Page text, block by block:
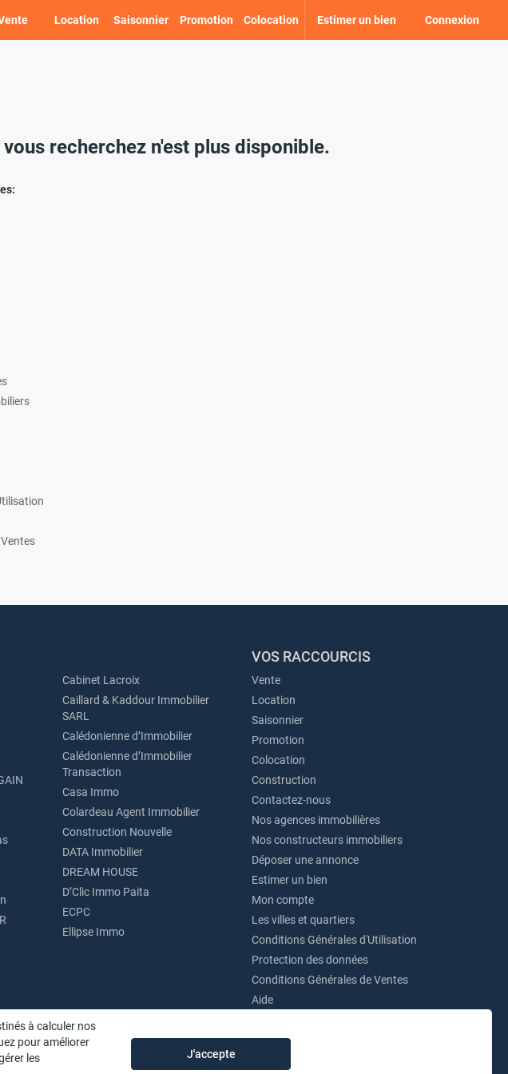
Estimer un bien Connexion
Location Saisonnier Promotion Colocation
vous recherchez n'est plus disponible.
Cabinet Lacroix
Caillard & Kaddour Immobilier
SARL
Calédonienne d’Immobilier
Calédonienne d’Immobilier
Transaction
Casa Immo
Colardeau Agent Immobilier
Construction Nouvelle
DATA Immobilier
DREAM HOUSE
D’Clic Immo Paita
ECPC
Ellipse Immo
VOS RACCOURCIS
Vente
Location
Saisonnier
Promotion
Colocation
Construction
Contactez-nous
Nos agences immobilières
Nos constructeurs immobiliers
Déposer une annonce
Estimer un bien
Mon compte
Les villes et quartiers
Conditions Générales d'Utilisation
Protection des données
Conditions Générales de Ventes
Aide
à calculer nos
pour améliorer
les
J'accepte